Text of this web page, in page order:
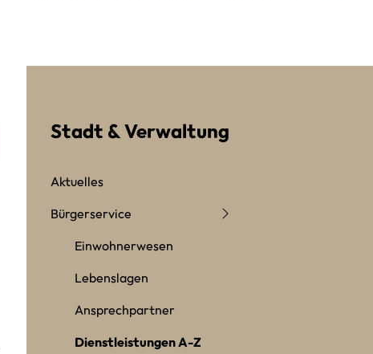
Stadt & Verwaltung
Aktuelles
Bürgerservice
Einwohnerwesen
Lebenslagen
Ansprechpartner
Dienstleistungen A-Z